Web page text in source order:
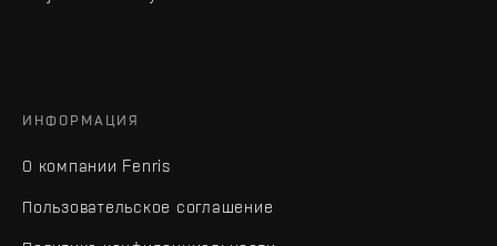
ИНФОРМАЦИЯ
О компании Fenris
Пользовательское соглашение